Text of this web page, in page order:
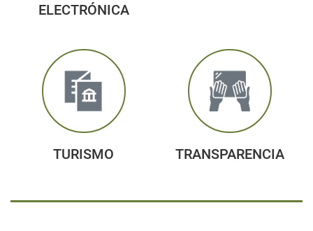
ELECTRÓNICA
TURISMO TRANSPARENCIA